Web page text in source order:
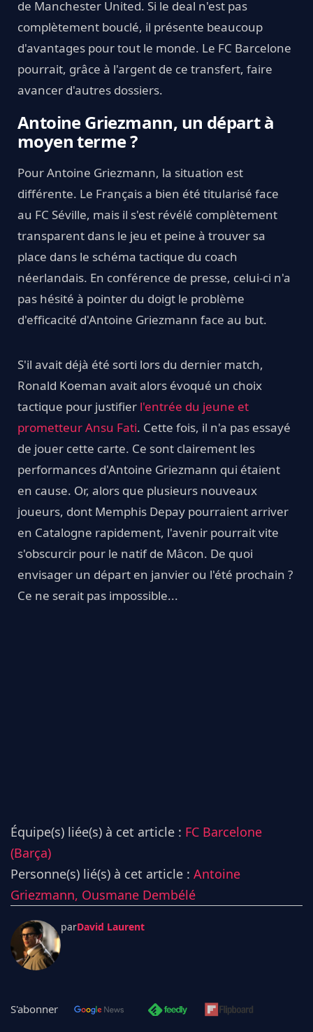
de Manchester United. Si le deal n'est pas
complètement bouclé, il présente beaucoup
d'avantages pour tout le monde. Le FC Barcelone
pourrait, grâce à l'argent de ce transfert, faire
avancer d'autres dossiers.
Antoine Griezmann, un départ à
moyen terme ?
Pour Antoine Griezmann, la situation est
différente. Le Français a bien été titularisé face
au FC Séville, mais il s'est révélé complètement
transparent dans le jeu et peine à trouver sa
place dans le schéma tactique du coach
néerlandais. En conférence de presse, celui-ci n'a
pas hésité à pointer du doigt le problème
d'efficacité d'Antoine Griezmann face au but.
S'il avait déjà été sorti lors du dernier match,
Ronald Koeman avait alors évoqué un choix
tactique pour justifier l'entrée du jeune et
prometteur Ansu Fati. Cette fois, il n'a pas essayé
de jouer cette carte. Ce sont clairement les
performances d'Antoine Griezmann qui étaient
en cause. Or, alors que plusieurs nouveaux
joueurs, dont Memphis Depay pourraient arriver
en Catalogne rapidement, l'avenir pourrait vite
s'obscurcir pour le natif de Mâcon. De quoi
envisager un départ en janvier ou l'été prochain ?
Ce ne serait pas impossible...
Équipe(s) liée(s) à cet article : FC Barcelone
(Barça)
Personne(s) lié(s) à cet article : Antoine
Griezmann, Ousmane Dembélé
parDavid Laurent
S'abonner